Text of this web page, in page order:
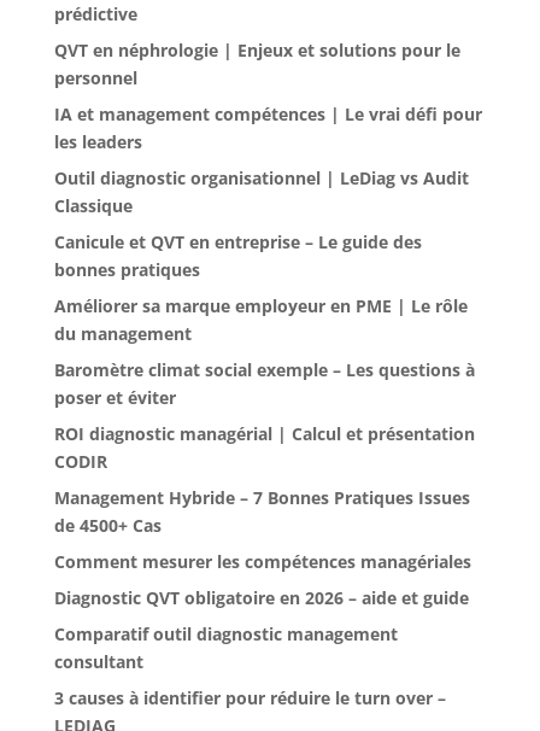
prédictive
QVT en néphrologie | Enjeux et solutions pour le
personnel
IA et management compétences | Le vrai défi pour
les leaders
Outil diagnostic organisationnel | LeDiag vs Audit
Classique
Canicule et QVT en entreprise – Le guide des
bonnes pratiques
Améliorer sa marque employeur en PME | Le rôle
du management
Baromètre climat social exemple – Les questions à
poser et éviter
ROI diagnostic managérial | Calcul et présentation
CODIR
Management Hybride – 7 Bonnes Pratiques Issues
de 4500+ Cas
Comment mesurer les compétences managériales
Diagnostic QVT obligatoire en 2026 – aide et guide
Comparatif outil diagnostic management
consultant
3 causes à identifier pour réduire le turn over –
LEDIAG